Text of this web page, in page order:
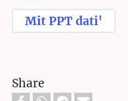
Mit PPT dati'
Share